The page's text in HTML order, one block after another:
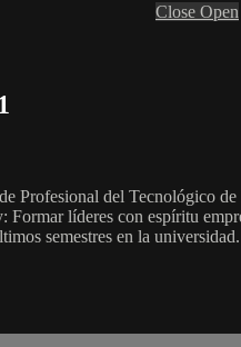
Close Open
Profesional del Tecnológico
Formar líderes con espíritu
semestres en la universidad.